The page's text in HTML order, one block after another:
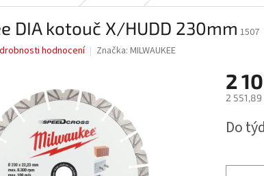
DIA kotouč X/HUDD 230mm 1507
hodnocení Značka: MILWAUKEE
2
2 551,89
cena:
Do